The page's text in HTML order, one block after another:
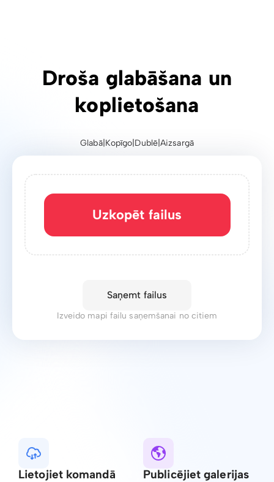
Droša glabāšana un
koplietošana
Glabā| Kopīgo Dublē|Aizsargā
Uzkopēt failus
Saņemt failus
Izveido mapi failu saņemšanai no citiem
Lietojiet komandā Publicējiet galerijas